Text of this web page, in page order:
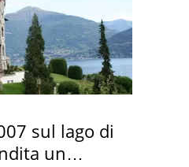
sul lago di
un